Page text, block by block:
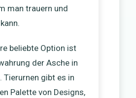
man trauern und
beliebte Option ist
der Asche in
Tierurnen gibt es in
Palette von Designs,